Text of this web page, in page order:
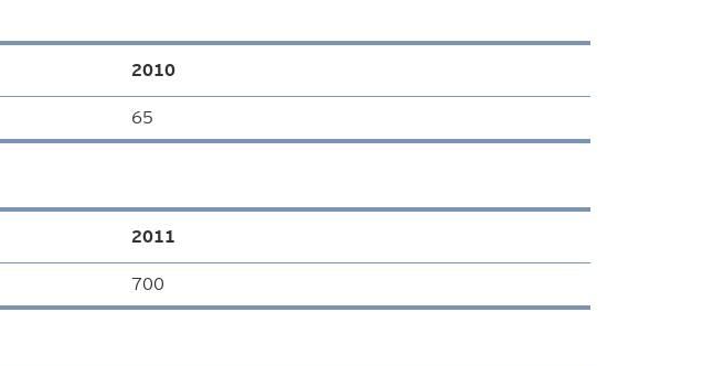
2010
65
2011
700